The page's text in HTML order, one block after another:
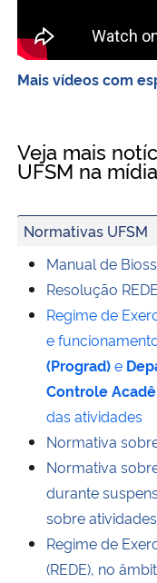
Mais vídeos com
Veja mais
UFSM na mídia
Normativas UFSM
Manual de
Resolução REDE
Regime de
e
(Prograd)e
Controle
das atividades
Normativa
Normativa
durante
sobre
Regime de
(REDE), no